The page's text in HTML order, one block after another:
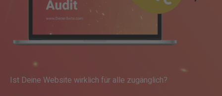
Ist Deine Website wirklich für alle zugänglich?